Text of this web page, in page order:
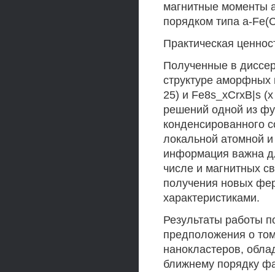
магнитные моменты
порядком типа a-
Практическая
Полученные в
структуре аморфных
25) и Fe8s_xCrxB|s
решений одной из
конденсированного
локальной атомной и
информация важна
числе и магнитных
получения новых
характеристиками.
Результаты работы
предположения о
нанокластеров,
ближнему порядку